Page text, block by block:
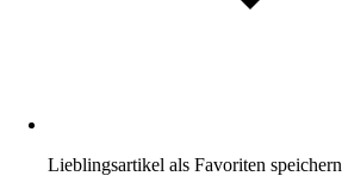
Lieblingsartikel als Favoriten speichern